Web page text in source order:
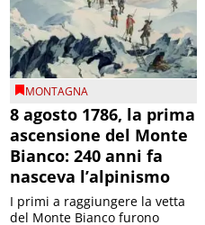
MONTAGNA
8 agosto 1786, la prima
ascensione del Monte
Bianco: 240 anni fa
nasceva l’alpinismo
I primi a raggiungere la vetta
del Monte Bianco furono